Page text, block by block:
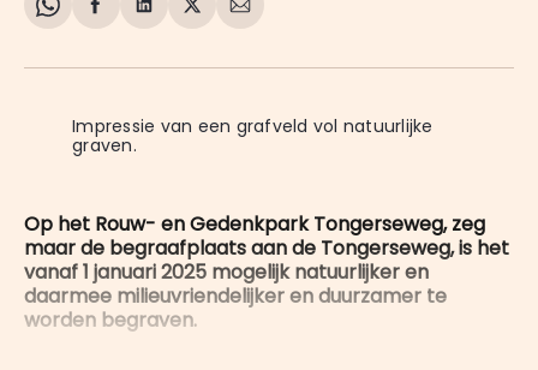
Share
WhatsApp
Delen
Facebook
Delen
LinkedIn
Share
X
Deel
E-
Impressie van een grafveld vol natuurlijke
graven.
Op het Rouw- en Gedenkpark Tongerseweg, zeg
maar de begraafplaats aan de Tongerseweg, is het
vanaf 1 januari 2025 mogelijk natuurlijker en
daarmee milieuvriendelijker en duurzamer te
worden begraven.